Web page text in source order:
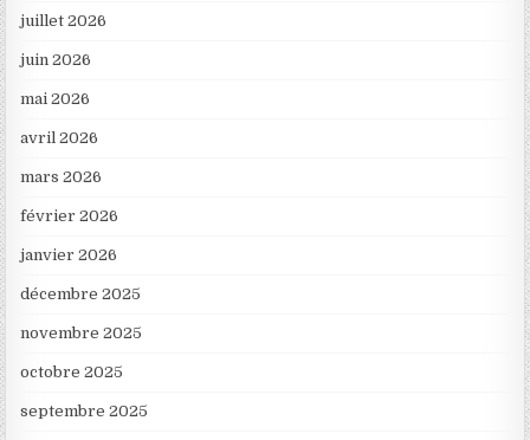
juillet 2026
juin 2026
mai 2026
avril 2026
mars 2026
février 2026
janvier 2026
décembre 2025
novembre 2025
octobre 2025
septembre 2025